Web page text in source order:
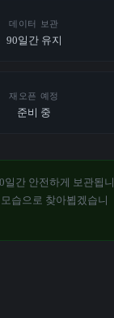
데이터 보관
90일간 유지
재오픈 예정
준비 중
간 안전하게 보관됩니
습으로 찾아뵙겠습니